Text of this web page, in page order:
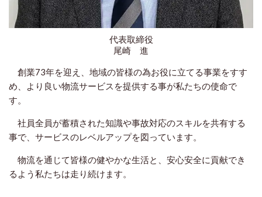
代表取締役
尾崎 進
創業73年を迎え、地域の皆様の為お役に立てる事業をすす
め、より良い物流サービスを提供する事が私たちの使命で
す。
社員全員が蓄積された知識や事故対応のスキルを共有する
事で、サービスのレベルアップを図っています。
物流を通じて皆様の健やかな生活と、安心安全に貢献でき
るよう私たちは走り続けます。